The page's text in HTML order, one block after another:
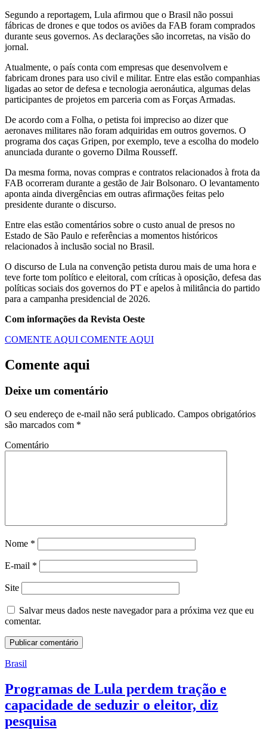
Segundo a reportagem, Lula afirmou que o Brasil não possui
fábricas de drones e que todos os aviões da FAB foram comprados
durante seus governos. As declarações são incorretas, na visão do
jornal.
Atualmente, o país conta com empresas que desenvolvem e
fabricam drones para uso civil e militar. Entre elas estão companhias
ligadas ao setor de defesa e tecnologia aeronáutica, algumas delas
participantes de projetos em parceria com as Forças Armadas.
De acordo com a Folha, o petista foi impreciso ao dizer que
aeronaves militares não foram adquiridas em outros governos. O
programa dos caças Gripen, por exemplo, teve a escolha do modelo
anunciada durante o governo Dilma Rousseff.
Da mesma forma, novas compras e contratos relacionados à frota da
FAB ocorreram durante a gestão de Jair Bolsonaro. O levantamento
aponta ainda divergências em outras afirmações feitas pelo
presidente durante o discurso.
Entre elas estão comentários sobre o custo anual de presos no
Estado de São Paulo e referências a momentos históricos
relacionados à inclusão social no Brasil.
O discurso de Lula na convenção petista durou mais de uma hora e
teve forte tom político e eleitoral, com críticas à oposição, defesa das
políticas sociais dos governos do PT e apelos à militância do partido
para a campanha presidencial de 2026.
Com informações da Revista Oeste
COMENTE AQUI COMENTE AQUI
Comente aqui
Deixe um comentário
O seu endereço de e-mail não será publicado. Campos obrigatórios
são marcados com *
Comentário
Nome *
E-mail *
Site
Salvar meus dados neste navegador para a próxima vez que eu
comentar.
Brasil
Programas de Lula perdem tração e
capacidade de seduzir o eleitor, diz
pesquisa